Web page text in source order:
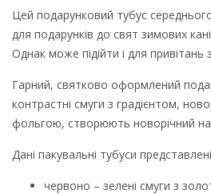
Цей подарунковий тубус
для подарунків до свят зимових
Однак може підійти і для привітань
Гарний, святково оформлений
контрастні смуги з градієнтом,
фольгою, створюють новорічний
Дані пакувальні тубуси
червоно – зелені смуги з